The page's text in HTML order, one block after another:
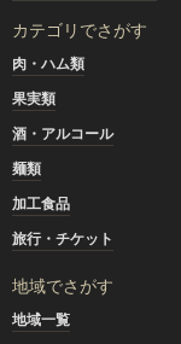
カテゴリでさがす
肉・ハム類
果実類
酒・アルコール
麺類
加工食品
旅行・チケット
地域でさがす
地域一覧